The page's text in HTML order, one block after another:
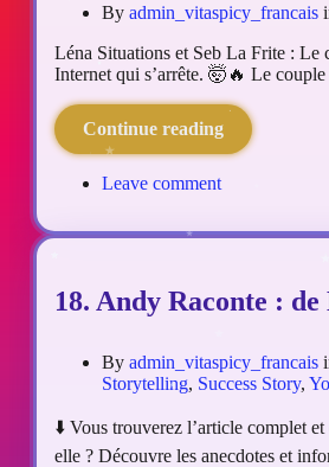
By admin_vitaspicy_francais
Léna Situations et Seb La Frite : Le
Internet qui s’arrête. 🤯🔥 Le
Continue reading
Leave comment
18. Andy Raconte :
By admin_vitaspicy_francais
Storytelling, Success Story,
⬇️ Vous trouverez l’article complet
elle ? Découvre les anecdotes et